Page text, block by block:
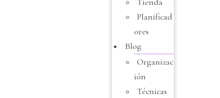
Planificad
ores
Blog
Organizac
ión
Técnicas